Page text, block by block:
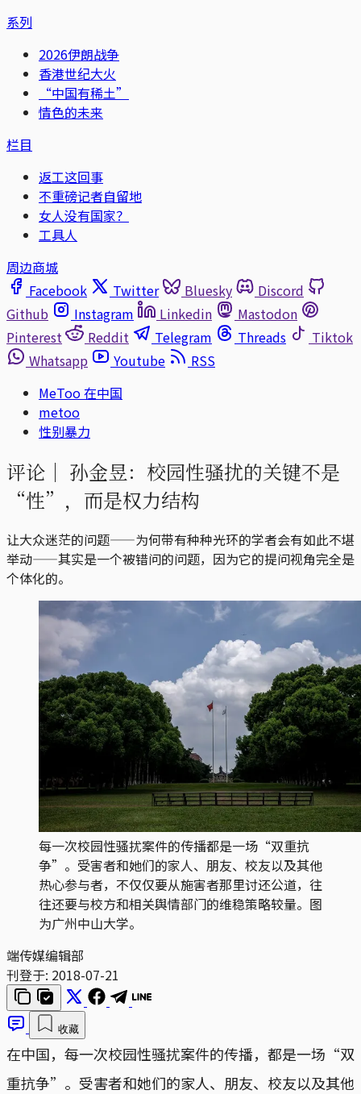
系列
2026伊朗战争
香港世纪大火
“中国有稀土”
情色的未来
栏目
返工这回事
不重磅记者自留地
女人没有国家？
工具人
周边商城
Facebook
Twitter Bluesky
Discord
Github
Instagram Linkedin
Mastodon
Pinterest
Reddit Telegram Threads
Tiktok
Whatsapp
Youtube
RSS
MeToo 在中国
metoo
性别暴力
评论｜ 孙金昱：校园性骚扰的关键不是
“性”，而是权力结构
让大众迷茫的问题——为何带有种种光环的学者会有如此不堪
举动——其实是一个被错问的问题，因为它的提问视角完全是
个体化的。
每一次校园性骚扰案件的传播都是一场“双重抗
争”。受害者和她们的家人、朋友、校友以及其他
热心参与者，不仅仅要从施害者那里讨还公道，往
往还要与校方和相关舆情部门的维稳策略较量。图
为广州中山大学。
端传媒编辑部
刊登于: 2018-07-21
收藏
在中国，每一次校园性骚扰案件的传播，都是一场“双
重抗争”。受害者和她们的家人、朋友、校友以及其他